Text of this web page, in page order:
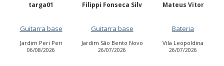
Filippi Fonseca Silv
Guitarra base
Jardim São Bento Novo
26/07/2026
Mateus Vitor
Bateria
Vila Leopoldina
26/07/2026
Anailuj Avlis
Vocalista - Baixo
Jardim Aurora (Zona
Leste)